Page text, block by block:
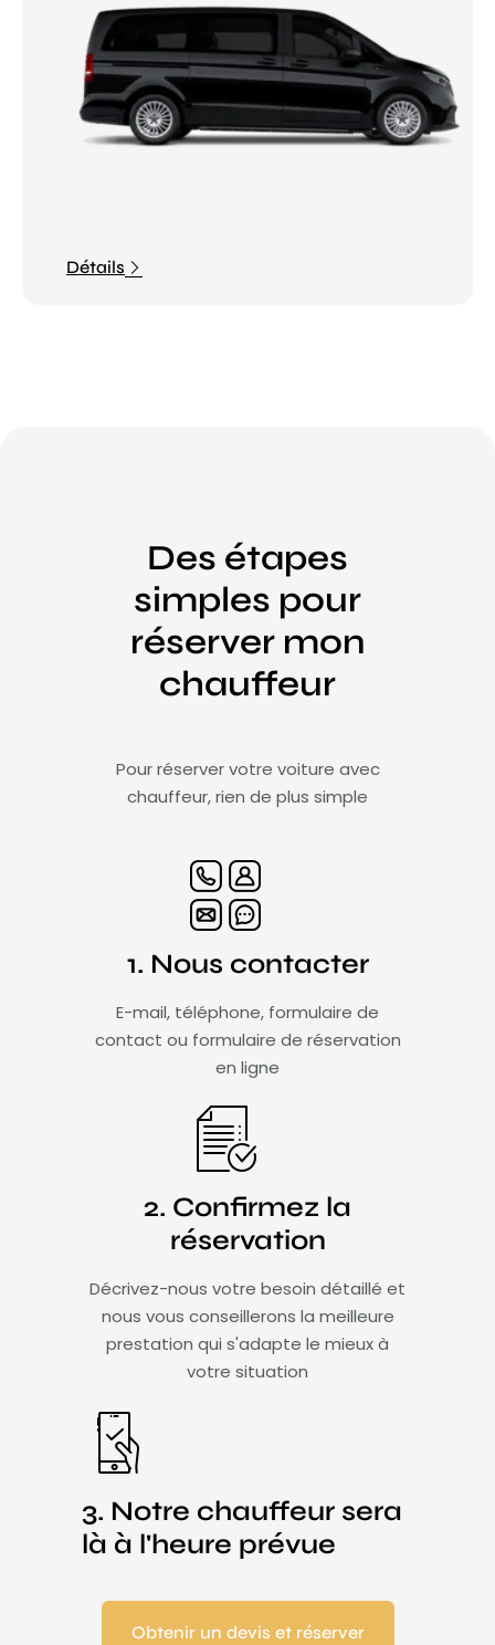
Détails
Des étapes
simples pour
réserver mon
chauffeur
Pour réserver votre voiture avec
chauffeur, rien de plus simple
1. Nous contacter
E-mail, téléphone, formulaire de
contact ou formulaire de réservation
en ligne
2. Confirmez la
réservation
Décrivez-nous votre besoin détaillé et
nous vous conseillerons la meilleure
prestation qui s'adapte le mieux à
votre situation​
3. Notre chauffeur sera
là à l'heure prévue
Obtenir un devis et réserver